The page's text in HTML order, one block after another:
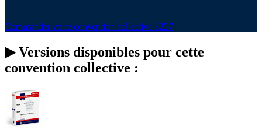
Commander votre convention collective 3227
▶Versions disponibles pour cette
convention collective :